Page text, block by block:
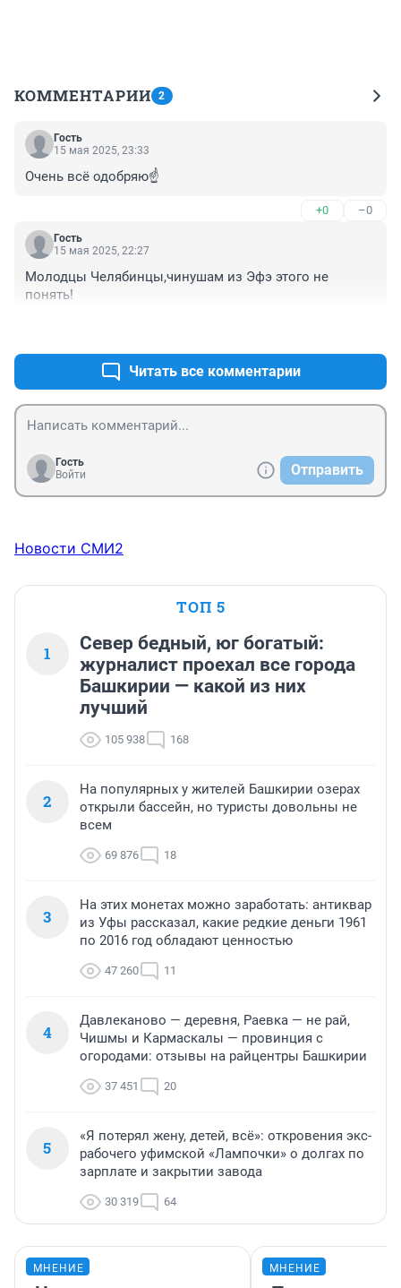
КОММЕНТАРИИ 2
Гость
15 мая 2025, 23:33
Очень всё одобряю☝️
+0 –0
Гость
15 мая 2025, 22:27
Молодцы Челябинцы,чинушам из Эфэ этого не
понять!
Читать все комментарии
Гость
Войти
Отправить
Новости СМИ2
ТОП 5
1
Север бедный, юг богатый:
журналист проехал все города
Башкирии — какой из них
лучший
105 938 168
2
На популярных у жителей Башкирии озерах
открыли бассейн, но туристы довольны не
всем
69 876 18
3
На этих монетах можно заработать: антиквар
из Уфы рассказал, какие редкие деньги 1961
по 2016 год обладают ценностью
47 260 11
4
Давлеканово — деревня, Раевка — не рай,
Чишмы и Кармаскалы — провинция с
огородами: отзывы на райцентры Башкирии
37 451 20
5
«Я потерял жену, детей, всё»: откровения экс-
рабочего уфимской «Лампочки» о долгах по
зарплате и закрытии завода
30 319 64
МНЕНИЕ МНЕНИЕ